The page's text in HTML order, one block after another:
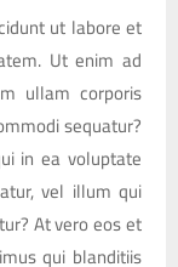
ut labore et
Ut enim ad
ullam corporis
sequatur?
in ea voluptate
vel illum qui
At vero eos et
qui blanditiis